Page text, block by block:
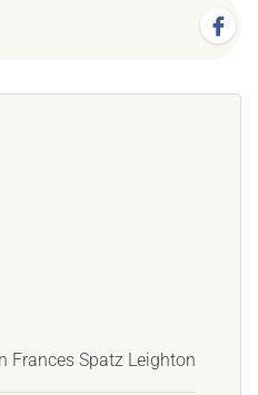
Frances Spatz Leighton